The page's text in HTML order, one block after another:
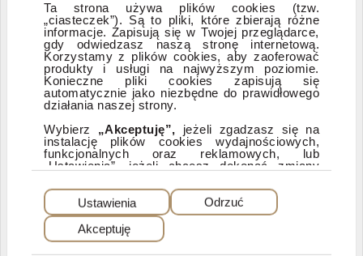
Ta strona używa plików cookies (tzw.
„ciasteczek”). Są to pliki, które zbierają różne
informacje. Zapisują się w Twojej przeglądarce,
gdy odwiedzasz naszą stronę internetową.
Korzystamy z plików cookies, aby zaoferować
produkty i usługi na najwyższym poziomie.
Konieczne pliki cookies zapisują się
automatycznie jako niezbędne do prawidłowego
działania naszej strony.
Wybierz „Akceptuję”, jeżeli zgadzasz się na
instalację plików cookies wydajnościowych,
funkcjonalnych oraz reklamowych, lub
„Ustawienia”, jeżeli chcesz dokonać zmiany
Dzięki plikom cookies możemy: udostępniać
nasz serwis, dostosowywać go do Twoich
preferencji, a także analizować, jakie strony
najczęściej odwiedzasz i z jakich stron do nas
Akceptuję
Ustawienia Odrzuć
Zastrzeżenia prawne
ESG
PEŁNA WERSJA SERWISU
© 2025 Dom Inwestycyjny Xelion sp. z o.o. Wszelkie prawa zastrzeżone. Dom